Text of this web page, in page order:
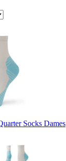
Socks Dames